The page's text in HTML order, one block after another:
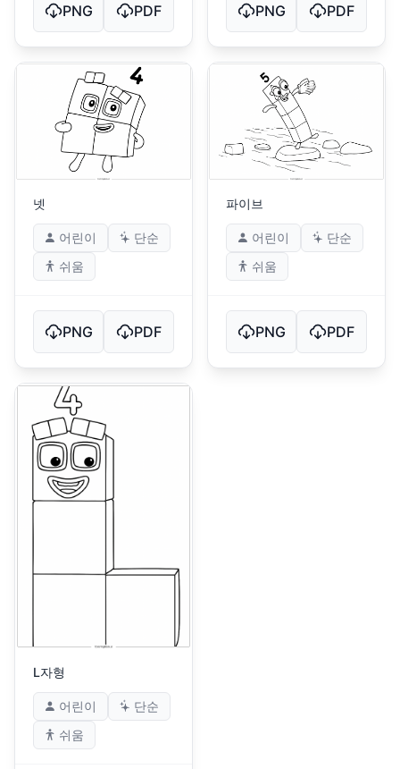
PNG PDF PNG PDF
넷
어린이
단순
쉬움
PNG PDF
파이브
어린이
단순
쉬움
PNG PDF
L자형
어린이
단순
쉬움